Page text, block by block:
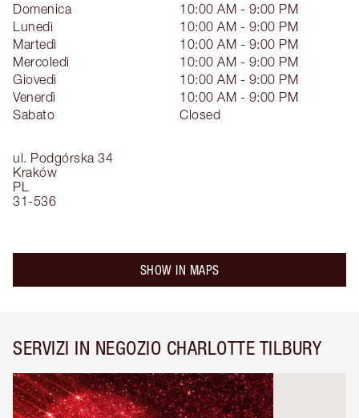
ul. Podgórska 34
Kraków
PL
31-536
Domenica
10:00 AM - 9:00 PM
Lunedì
10:00 AM - 9:00 PM
Martedì
10:00 AM - 9:00 PM
Mercoledì
10:00 AM - 9:00 PM
Giovedì
10:00 AM - 9:00 PM
Venerdì
10:00 AM - 9:00 PM
Sabato
Closed
SHOW IN MAPS
SERVIZI IN NEGOZIO CHARLOTTE TILBURY